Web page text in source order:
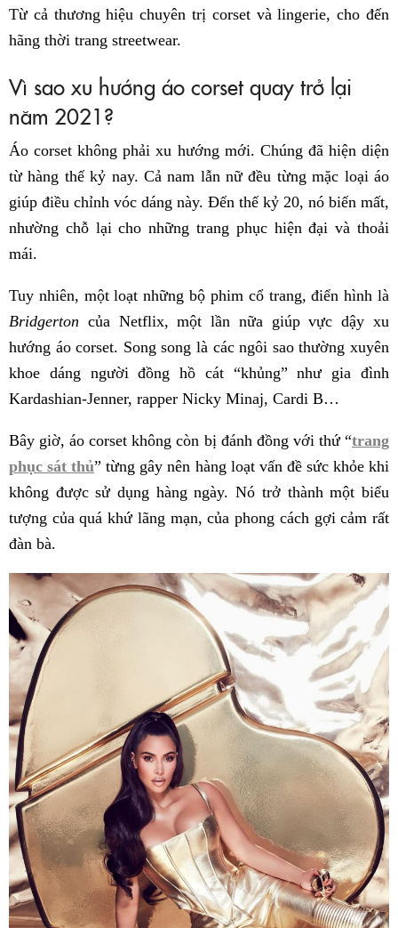
Từ cả thương hiệu chuyên trị corset và lingerie, cho đến
hãng thời trang streetwear.
Vì sao xu hướng áo corset quay trở lại
năm 2021?
Áo corset không phải xu hướng mới. Chúng đã hiện diện
từ hàng thế kỷ nay. Cả nam lẫn nữ đều từng mặc loại áo
giúp điều chỉnh vóc dáng này. Đến thế kỷ 20, nó biến mất,
nhường chỗ lại cho những trang phục hiện đại và thoải
mái.
Tuy nhiên, một loạt những bộ phim cổ trang, điển hình là
Bridgerton của Netflix, một lần nữa giúp vực dậy xu
hướng áo corset. Song song là các ngôi sao thường xuyên
khoe dáng người đồng hồ cát “khủng” như gia đình
Kardashian-Jenner, rapper Nicky Minaj, Cardi B…
Bây giờ, áo corset không còn bị đánh đồng với thứ “trang
phục sát thủ” từng gây nên hàng loạt vấn đề sức khỏe khi
không được sử dụng hàng ngày. Nó trở thành một biểu
tượng của quá khứ lãng mạn, của phong cách gợi cảm rất
đàn bà.